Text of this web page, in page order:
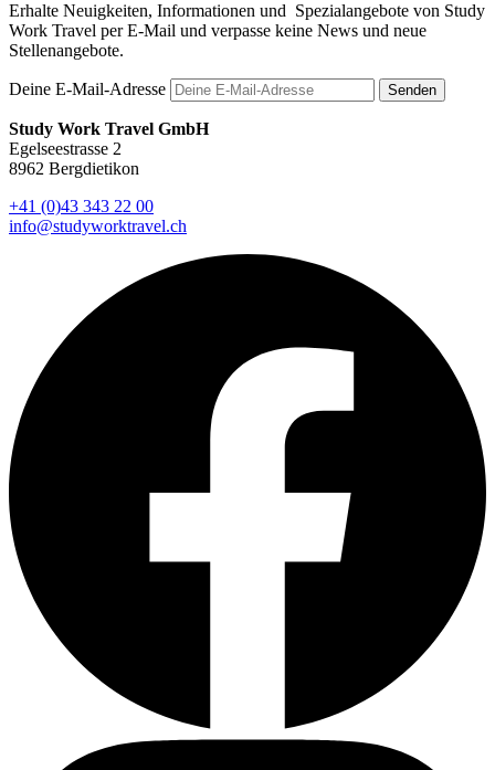
Erhalte Neuigkeiten, Informationen und Spezialangebote von Study
Work Travel per E-Mail und verpasse keine News und neue
Stellenangebote.
Deine E-Mail-Adresse Senden
Study Work Travel GmbH
Egelseestrasse 2
8962 Bergdietikon
+41 (0)43 343 22 00
info@studyworktravel.ch